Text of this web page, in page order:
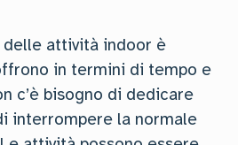
delle attività indoor è
in termini di tempo e
c’è bisogno di dedicare
interrompere la normale